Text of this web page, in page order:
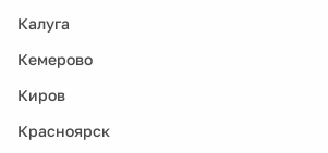
Калуга
Кемерово
Киров
Красноярск